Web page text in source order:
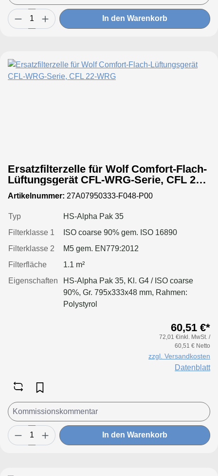
In den Warenkorb
Ersatzfilterzelle für Wolf Comfort-Flach-
Lüftungsgerät CFL-WRG-Serie, CFL 22-
WRG
Artikelnummer: 27A07950333-F048-P00
Typ
HS-Alpha Pak 35
Filterklasse 1
ISO coarse 90% gem. ISO 16890
Filterklasse 2
M5 gem. EN779:2012
Filterfläche
1.1 m²
Eigenschaften
HS-Alpha Pak 35, Kl. G4 / ISO coarse
90%, Gr. 795x333x48 mm, Rahmen:
Polystyrol
60,51 €*
72,01 €inkl. MwSt. /
60,51 € Netto
zzgl. Versandkosten
Datenblatt
In den Warenkorb